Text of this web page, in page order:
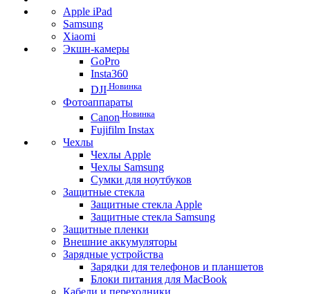
Apple iPad
Samsung
Xiaomi
Экшн-камеры
GoPro
Insta360
DJI Новинка
Фотоаппараты
Canon Новинка
Fujifilm Instax
Чехлы
Чехлы Apple
Чехлы Samsung
Сумки для ноутбуков
Защитные стекла
Защитные стекла Apple
Защитные стекла Samsung
Защитные пленки
Внешние аккумуляторы
Зарядные устройства
Зарядки для телефонов и планшетов
Блоки питания для MacBook
Кабели и переходники